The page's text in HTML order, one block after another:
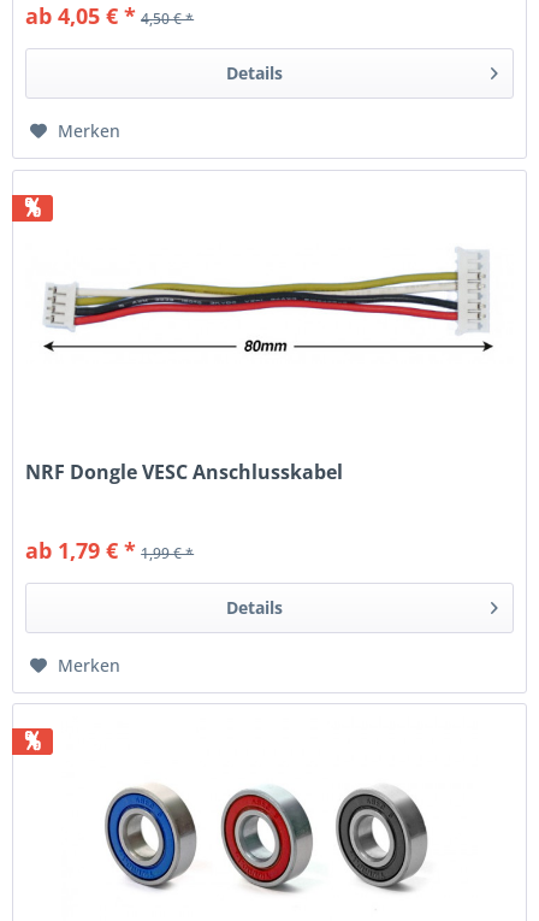
ab 4,05 € * 4,50 € *
Details
Merken
%
NRF Dongle VESC Anschlusskabel
ab 1,79 € * 1,99 € *
Details
Merken
%